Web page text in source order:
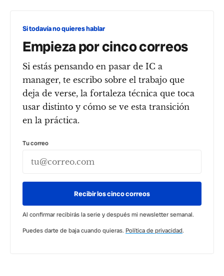
Si todavía no quieres hablar
Empieza por cinco correos
Si estás pensando en pasar de IC a
manager, te escribo sobre el trabajo que
deja de verse, la fortaleza técnica que toca
usar distinto y cómo se ve esta transición
en la práctica.
Tu correo
Recibir los cinco correos
Al confirmar recibirás la serie y después mi newsletter semanal.
Puedes darte de baja cuando quieras. Política de privacidad.